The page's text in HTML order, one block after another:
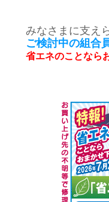
みなさまに支え
ご検討中の組合
省エネのことなら